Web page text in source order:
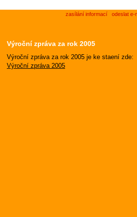
zasílání informací odeslat e-
Výroční zpráva za rok 2005
Výroční zpráva za rok 2005 je ke staení zde:
Výroční zpráva 2005